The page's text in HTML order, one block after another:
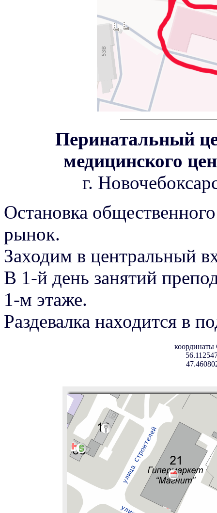
Перинатальный
медицинского
г.
Остановка
рынок.
Заходим в центральный
В 1-й день занятий
1-м этаже.
Раздевалка находится в
координаты